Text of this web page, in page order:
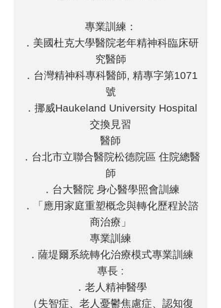
專業訓練：
．美國杜克大學醫院老年精神科臨床研
究醫師
．台灣精神科專科醫師, 精專字第1071
號
．挪威Haukeland University Hospital
交換見習
醫師
．台北市立聯合醫院松德院區 住院總醫
師
．台大醫院 身心醫學照會訓練
．「應用家庭重塑概念與轉化歷程於諮
商治療」
專業訓練
．薩堤爾系統轉化治療模式專業訓練
專長 :
．老人精神醫學
（失智症、老人憂鬱焦慮症、認知復